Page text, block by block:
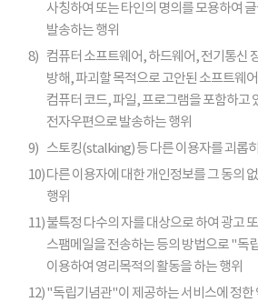
사칭하여 또는 타인의 명의를 모용하여
발송하는 행위
8) 컴퓨터 소프트웨어, 하드웨어, 전기통신
방해, 파괴할 목적으로 고안된 소프트웨
컴퓨터 코드, 파일, 프로그램을 포함하고
전자우편으로 발송하는 행위
9) 스토킹(stalking) 등 다른 이용자를 괴롭
10)다른 이용자에 대한 개인정보를 그 동의
행위
11)불특정 다수의 자를 대상으로 하여 광고
스팸메일을 전송하는 등의 방법으로 "독
이용하여 영리목적의 활동을 하는 행위
12)"독립기념관"이 제공하는 서비스에 정한